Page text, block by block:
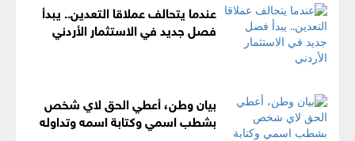
عندما يتحالف عملاقا التعدين.. يبدأ
فصل جديد في الاستثمار الأردني
بيان وطن، أعطي الحق لاي شخص
بشطب اسمي وكتابة اسمه وتداوله